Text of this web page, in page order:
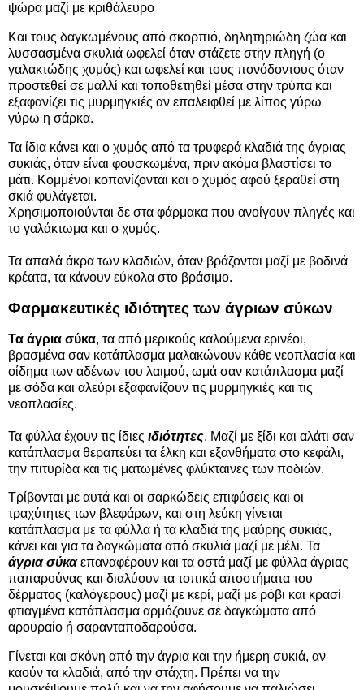
ψώρα μαζί με κριθάλευρο
Και τους δαγκωμένους από σκορπιό, δηλητηριώδη ζώα και
λυσσασμένα σκυλιά ωφελεί όταν στάζετε στην πληγή (ο
γαλακτώδης χυμός) και ωφελεί και τους πονόδοντους όταν
προστεθεί σε μαλλί και τοποθετηθεί μέσα στην τρύπα και
εξαφανίζει τις μυρμηγκιές αν επαλειφθεί με λίπος γύρω
γύρω η σάρκα.
Τα ίδια κάνει και ο χυμός από τα τρυφερά κλαδιά της άγριας
συκιάς, όταν είναι φουσκωμένα, πριν ακόμα βλαστίσει το
μάτι. Κομμένοι κοπανίζονται και ο χυμός αφού ξεραθεί στη
σκιά φυλάγεται.
Χρησιμοποιούνται δε στα φάρμακα που ανοίγουν πληγές και
το γαλάκτωμα και ο χυμός.
Τα απαλά άκρα των κλαδιών, όταν βράζονται μαζί με βοδινά
κρέατα, τα κάνουν εύκολα στο βράσιμο.
Φαρμακευτικές ιδιότητες των άγριων σύκων
Τα άγρια σύκα, τα από μερικούς καλούμενα ερινέοι,
βρασμένα σαν κατάπλασμα μαλακώνουν κάθε νεοπλασία και
οίδημα των αδένων του λαιμού, ωμά σαν κατάπλασμα μαζί
με σόδα και αλεύρι εξαφανίζουν τις μυρμηγκιές και τις
νεοπλασίες.
Τα φύλλα έχουν τις ίδιες ιδιότητες. Μαζί με ξίδι και αλάτι σαν
κατάπλασμα θεραπεύει τα έλκη και εξανθήματα στο κεφάλι,
την πιτυρίδα και τις ματωμένες φλύκταινες των ποδιών.
Τρίβονται με αυτά και οι σαρκώδεις επιφύσεις και οι
τραχύτητες των βλεφάρων, και στη λεύκη γίνεται
κατάπλασμα με τα φύλλα ή τα κλαδιά της μαύρης συκιάς,
κάνει και για τα δαγκώματα από σκυλιά μαζί με μέλι. Τα
άγρια σύκαεπαναφέρουν και τα οστά μαζί με φύλλα άγριας
παπαρούνας και διαλύουν τα τοπικά αποστήματα του
δέρματος (καλόγερους) μαζί με κερί, μαζί με ρόβι και κρασί
φτιαγμένα κατάπλασμα αρμόζουνε σε δαγκώματα από
αρουραίο ή σαρανταποδαρούσα.
Γίνεται και σκόνη από την άγρια και την ήμερη συκιά, αν
καούν τα κλαδιά, από την στάχτη. Πρέπει να την